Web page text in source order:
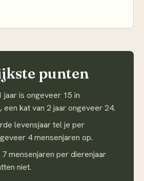
punten
jaar is ongeveer 15 in
een kat van 2 jaar ongeveer 24.
levensjaar tel je per
4 mensenjaren op.
mensenjaren per dierenjaar
niet.